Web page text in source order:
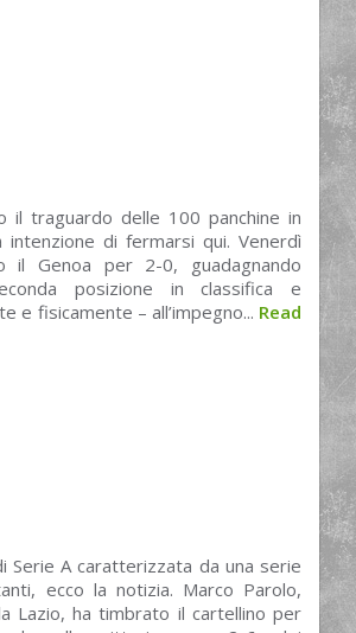
il traguardo delle 100 panchine in
di fermarsi qui. Venerdì
Genoa per 2-0, guadagnando
posizione in classifica e
e fisicamente – all’impegno... Read
Serie A caratterizzata da una serie
ecco la notizia. Marco Parolo,
Lazio, ha timbrato il cartellino per